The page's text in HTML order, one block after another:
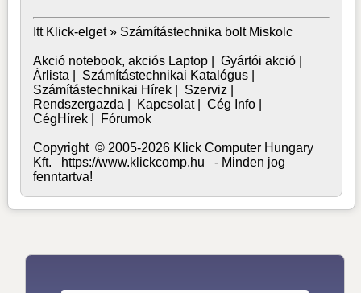
Itt Klick-elget » Számítástechnika bolt Miskolc
Akció notebook, akciós Laptop| Gyártói akció|
Árlista
Számítástechnikai Katalógus|
Számítástechnikai Hírek| Szerviz
Rendszergazda
Kapcsolat| Cég Info|
CégHírek| Fórumok
Copyright © 2005-2026 Klick Computer Hungary
Kft. https://www.klickcomp.hu - Minden jog
fenntartva!